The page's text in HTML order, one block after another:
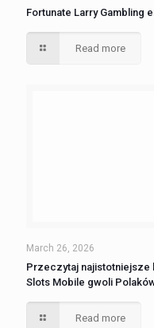
Fortunate Larry Gambling
Read more
March 26, 2026
Przeczytaj najistotniejsze
Slots Mobile gwoli
Read more